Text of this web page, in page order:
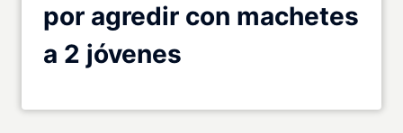
por agredir con machetes
a 2 jóvenes